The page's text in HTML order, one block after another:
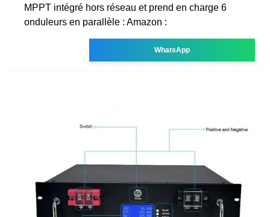
MPPT intégré hors réseau et prend en charge 6
onduleurs en parallèle : Amazon :
WhatsApp